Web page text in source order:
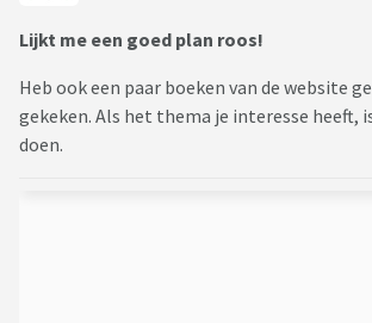
Lijkt me een goed plan roos!
Heb ook een paar boeken van de website
gekeken. Als het thema je interesse heeft,
doen.